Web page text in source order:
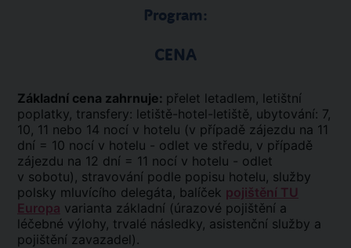
Program:
CENA
Základní cena zahrnuje: přelet letadlem, letištní
poplatky, transfery: letiště-hotel-letiště, ubytování: 7,
10, 11 nebo 14 nocí v hotelu (v případě zájezdu na 11
dní = 10 nocí v hotelu - odlet ve středu, v případě
zájezdu na 12 dní = 11 nocí v hotelu - odlet
v sobotu), stravování podle popisu hotelu, služby
polsky mluvícího delegáta, balíček pojištění TU
Europa varianta základní (úrazové pojištění a
léčebné výlohy, trvalé následky, asistenční služby a
pojištění zavazadel).